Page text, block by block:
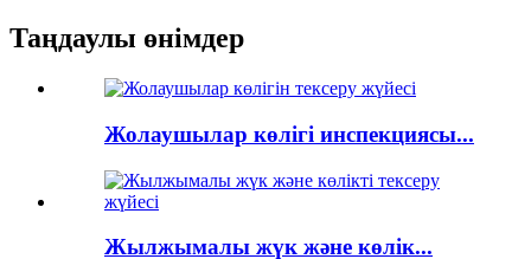
Таңдаулы өнімдер
Жолаушылар көлігі инспекциясы...
Жылжымалы жүк және көлік...